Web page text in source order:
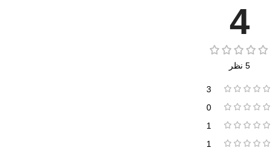
4
5 نظر
3
0
1
1